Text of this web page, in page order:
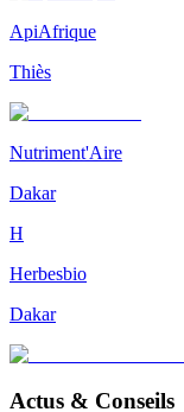
ApiAfrique
Thiès
Nutriment'Aire
Dakar
H
Herbesbio
Dakar
Actus & Conseils